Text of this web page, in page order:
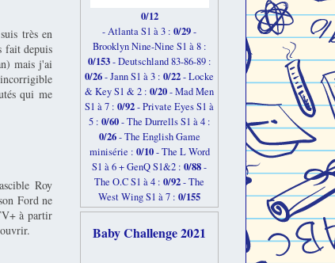
très en
fait depuis
mais j'ai
qui me
Roy
Ford ne
à partir
0/12
- Atlanta S1 à 3 : 0/29-
Brooklyn Nine-Nine S1 à 8 :
0/153- Deutschland 83-86-89 :
0/26-Jann S1 à 3 : 0/22- Locke
& Key S1 & 2 : 0/20- Mad Men
S1 à 7 : 0/92- Private Eyes S1 à
5 : 0/60- The Durrells S1 à 4 :
0/26- The English Game
minisérie : 0/10- The L Word
S1 à 6 + GenQ S1&2 : 0/88-
The O.C S1 à 4 : 0/92- The
West Wing S1 à 7 : 0/155
Baby Challenge 2021